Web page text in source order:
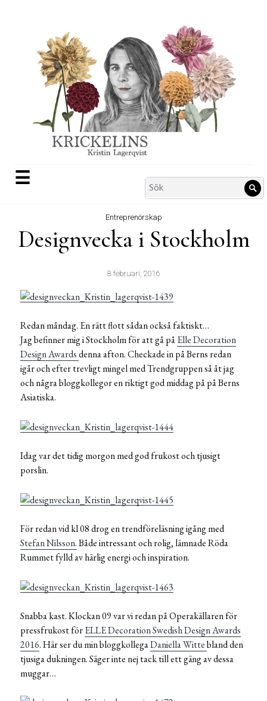
☰
Search
for:
Entreprenörskap
Designvecka i Stockholm
8 februari, 2016
Redan måndag. En rätt flott sådan också faktiskt…
Jag befinner mig i Stockholm för att gå påElle Decoration
Design Awardsdenna afton. Checkade in på Berns redan
igår och efter trevligt mingel med Trendgruppen så åt jag
och några bloggkollegor en riktigt god middag på på Berns
Asiatiska.
Idag var det tidig morgon med god frukost och tjusigt
porslin.
För redan vid kl 08 drog en trendföreläsning igång med
Stefan Nilsson.Både intressant och rolig, lämnade Röda
Rummet fylld av härlig energi och inspiration.
Snabba kast. Klockan 09 var vi redan på Operakällaren för
pressfrukost förELLE Decoration Swedish Design Awards
2016. Här ser du min bloggkollegaDaniella Wittebland den
tjusiga dukningen. Säger inte nej tack till ett gäng av dessa
muggar…